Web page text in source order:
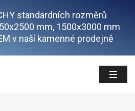
standardních rozměrů
mm, 1500x3000 mm
v naší kamenné prodejně